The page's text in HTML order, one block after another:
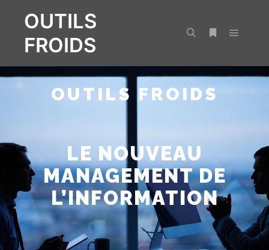
OUTILS
FROIDS
OUTILS FROIDS
LE NOUVEAU
MANAGEMENT DE
L’INFORMATION